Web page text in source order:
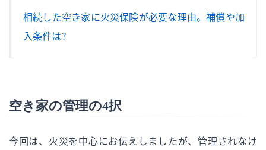
相続した空き家に火災保険が必要な理由。補償や加
入条件は？
空き家の管理の4択
今回は、火災を中心にお伝えしましたが、管理されなけ